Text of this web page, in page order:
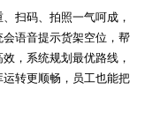
扫码、拍照一气呵成，
语音提示货架空位，帮
，系统规划最优路线，
转更顺畅，员工也能把